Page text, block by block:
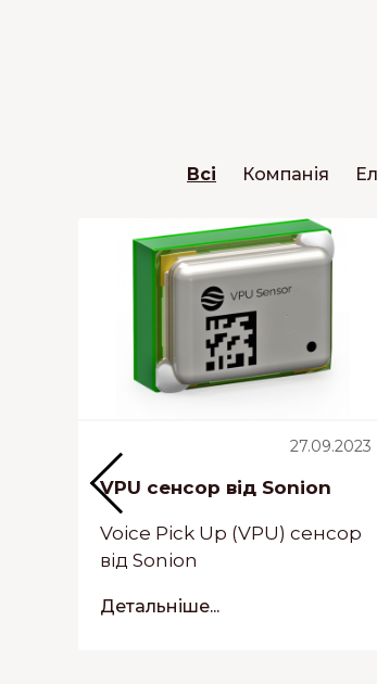
Всі Компанія
27.09.2023
VPU сенсор від Sonion
Voice Pick Up (VPU) сенсор
від Sonion
Детальніше...